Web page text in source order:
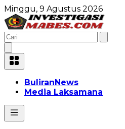
Minggu, 9 Agustus 2026
BuliranNews
Media Laksamana